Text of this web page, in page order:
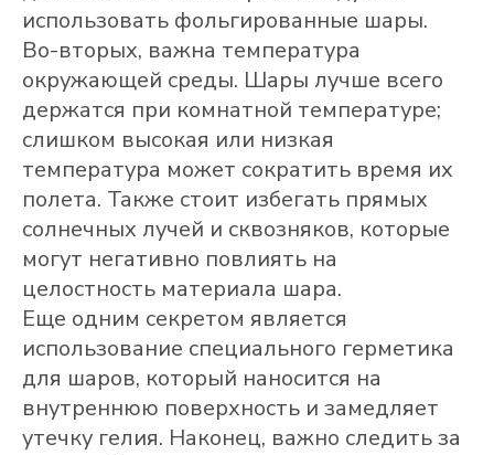
использовать фольгированные шары.
Во-вторых, важна температура
окружающей среды. Шары лучше всего
держатся при комнатной температуре;
слишком высокая или низкая
температура может сократить время их
полета. Также стоит избегать прямых
солнечных лучей и сквозняков, которые
могут негативно повлиять на
целостность материала шара.
Еще одним секретом является
использование специального герметика
для шаров, который наносится на
внутреннюю поверхность и замедляет
утечку гелия. Наконец, важно следить за